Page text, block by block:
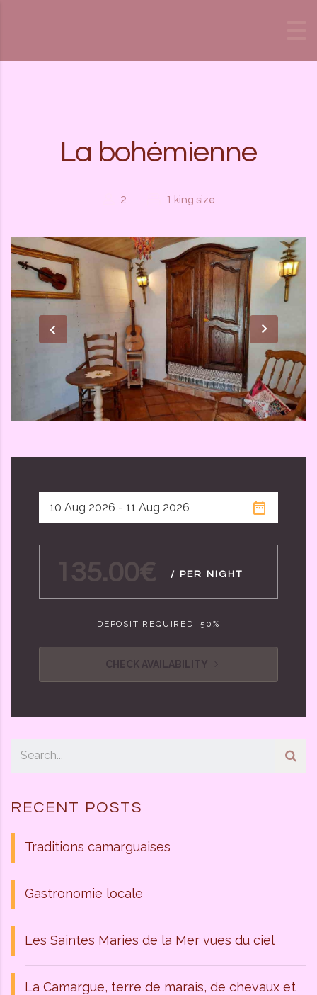
La bohémienne
2 1 king size
135.00€ / PER NIGHT
DEPOSIT REQUIRED: 50%
CHECK AVAILABILITY
RECENT POSTS
Traditions camarguaises
Gastronomie locale
Les Saintes Maries de la Mer vues du ciel
La Camargue, terre de marais, de chevaux et